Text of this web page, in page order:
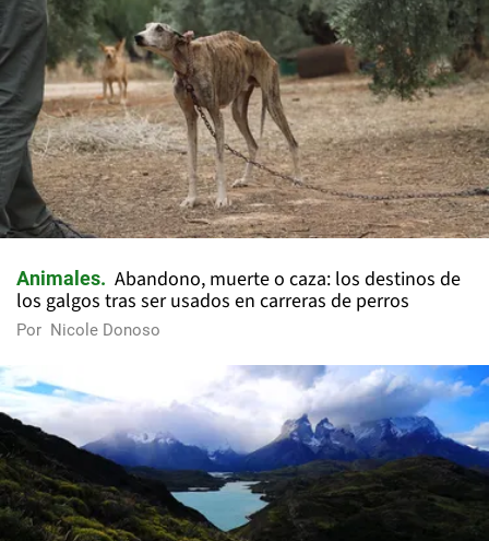
Animales
Abandono, muerte o caza: los destinos de
los galgos tras ser usados en carreras de perros
Por Nicole Donoso